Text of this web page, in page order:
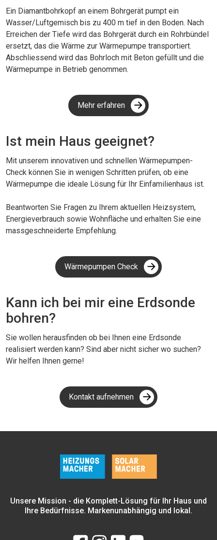
Ein Diamantbohrkopf an einem Bohrgerät pumpt ein
Wasser/Luftgemisch bis zu 400 m tief in den Boden. Nach
Erreichen der Tiefe wird das Bohrgerät durch ein Rohrbündel
ersetzt, das die Wärme zur Wärmepumpe transportiert.
Abschliessend wird das Bohrloch mit Beton gefüllt und die
Wärmepumpe in Betrieb genommen.
Mehr erfahren
Ist mein Haus geeignet?
Mit unserem innovativen und schnellen Wärmepumpen-
Check können Sie in wenigen Schritten prüfen, ob eine
Wärmepumpe die ideale Lösung für Ihr Einfamilienhaus ist.
Beantworten Sie Fragen zu Ihrem aktuellen Heizsystem,
Energieverbrauch sowie Wohnfläche und erhalten Sie eine
massgeschneiderte Empfehlung.
Wärmepumpen Check
Kann ich bei mir eine Erdsonde
bohren?
Sie wollen herausfinden ob bei Ihnen eine Erdsonde
realisiert werden kann? Sind aber nicht sicher wo suchen?
Wir helfen Ihnen gerne!
Kontakt aufnehmen
Unsere Mission - die Komplett-Lösung für Ihr Haus und
Ihre Bedürfnisse. Markenunabhängig und lokal.